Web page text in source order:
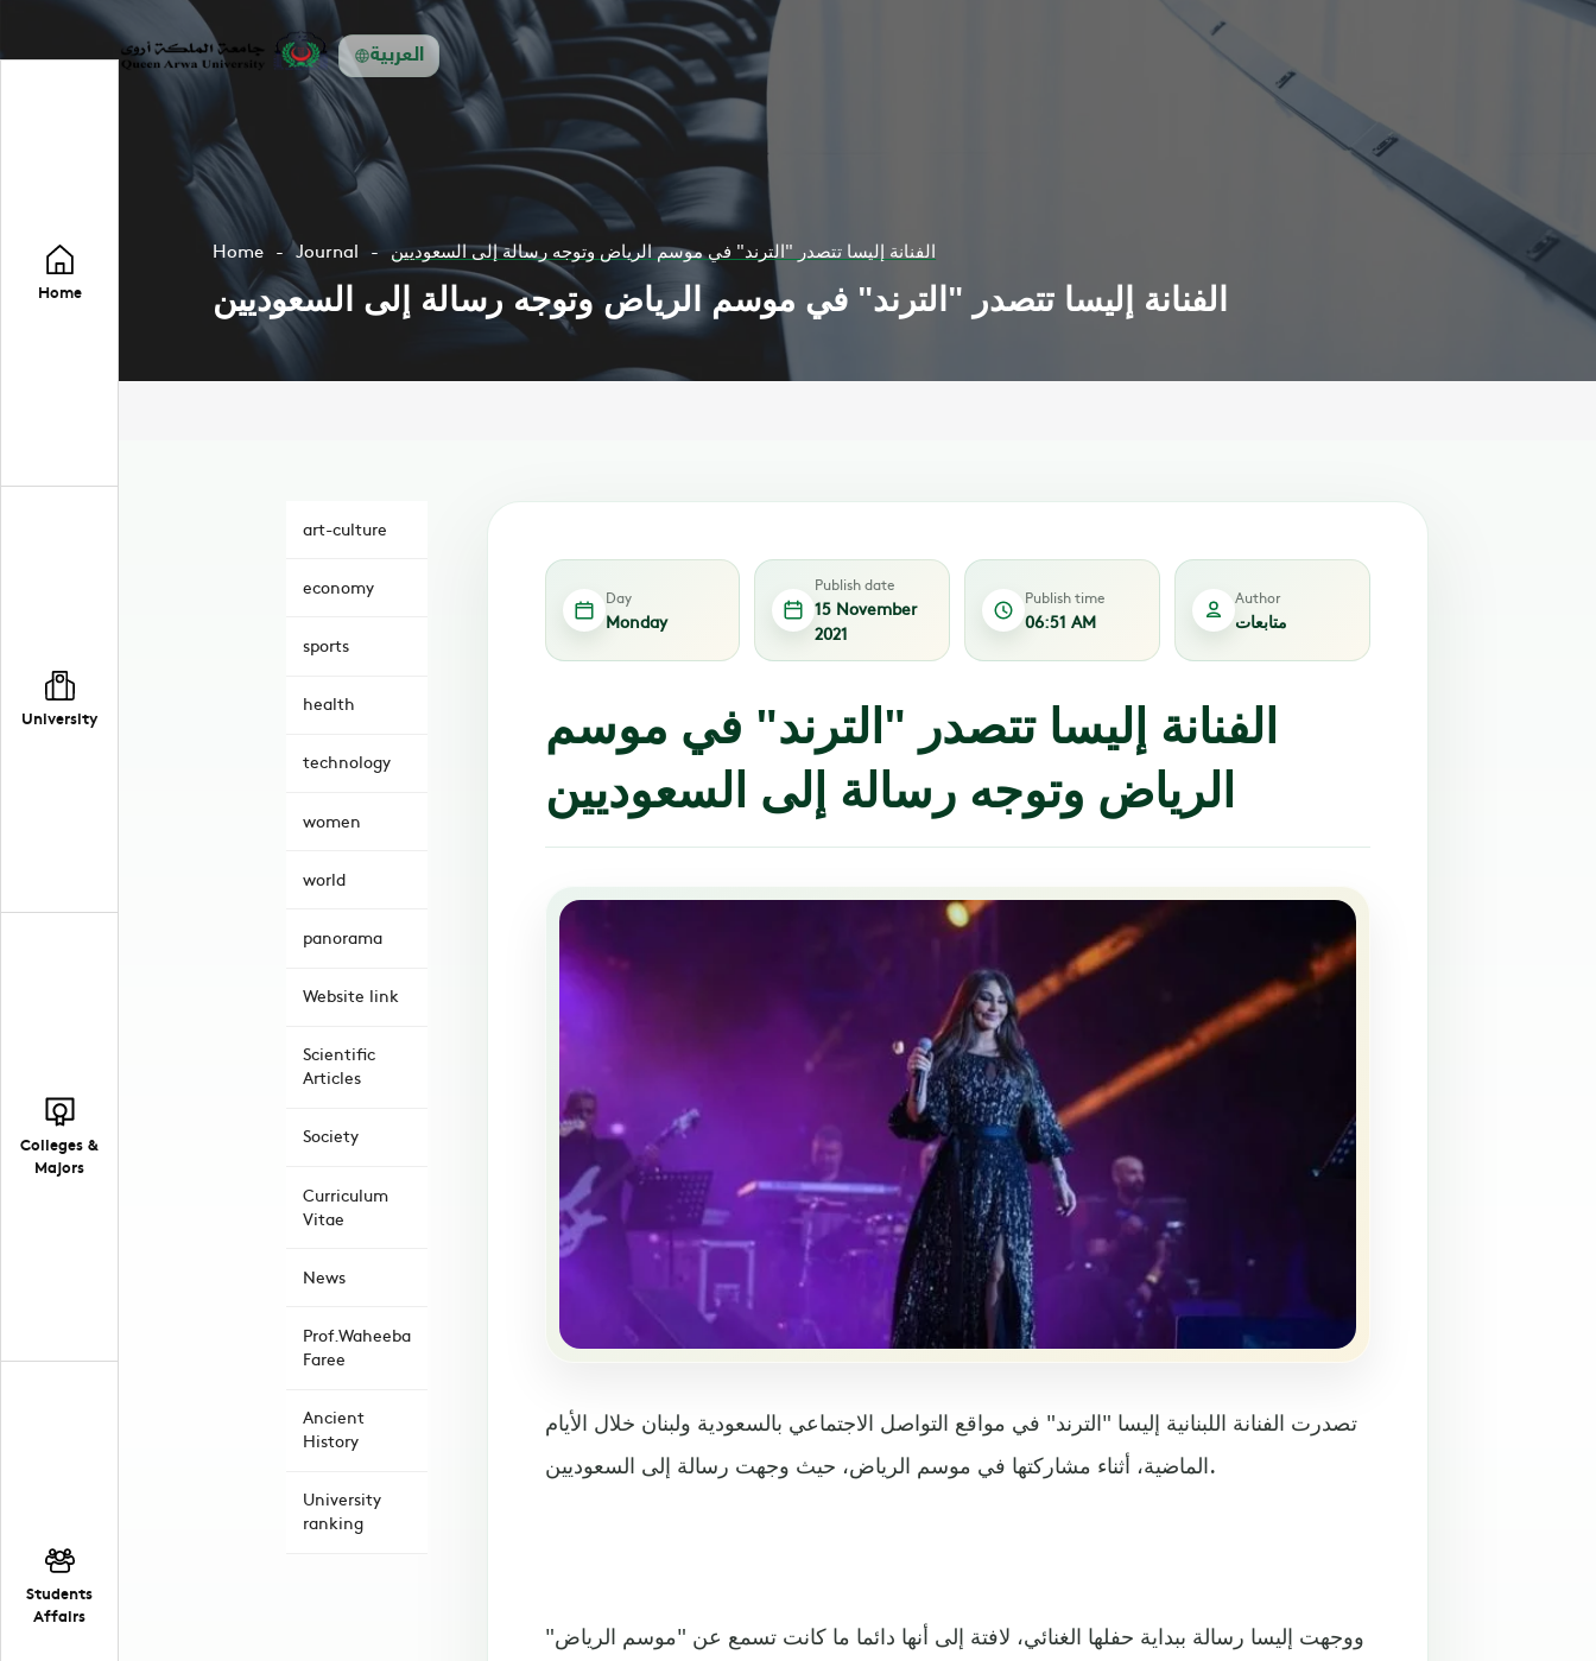
العربية
Home
University
Colleges &
Majors
Students
Affairs
Home Journal الفنانة إليسا تتصدر "الترند" في موسم الرياض وتوجه رسالة إلى السعوديين
الفنانة إليسا تتصدر "الترند" في موسم الرياض وتوجه رسالة إلى السعوديين
art-culture
economy
sports
health
technology
women
world
panorama
Website link
Scientific
Articles
Society
Curriculum
Vitae
News
Prof.Waheeba
Faree
Ancient
History
University
ranking
Day
Monday
Publish date
15 November
2021
Publish time
06:51 AM
Author
متابعات
الفنانة إليسا تتصدر "الترند" في موسم
الرياض وتوجه رسالة إلى السعوديين
تصدرت الفنانة اللبنانية إليسا "الترند" في مواقع التواصل الاجتماعي بالسعودية ولبنان خلال الأيام
الماضية، أثناء مشاركتها في موسم الرياض، حيث وجهت رسالة إلى السعوديين.
ووجهت إليسا رسالة ببداية حفلها الغنائي، لافتة إلى أنها دائما ما كانت تسمع عن "موسم الرياض"